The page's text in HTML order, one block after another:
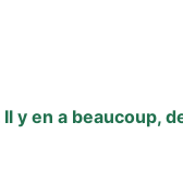
y en a